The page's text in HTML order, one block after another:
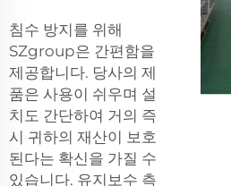
침수 방지를 위해
SZgroup은 간편함을
제공합니다. 당사의 제
품은 사용이 쉬우며 설
치도 간단하여 거의 즉
시 귀하의 재산이 보호
된다는 확신을 가질 수
있습니다. 유지보수 측